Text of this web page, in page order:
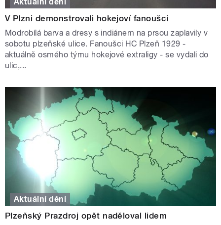
V Plzni demonstrovali hokejoví fanoušci
Modrobílá barva a dresy s indiánem na prsou zaplavily v
sobotu plzeňské ulice. Fanoušci HC Plzeň 1929 -
aktuálně osmého týmu hokejové extraligy - se vydali do
ulic,...
Aktuální dění
Plzeňský Prazdroj opět naděloval lidem